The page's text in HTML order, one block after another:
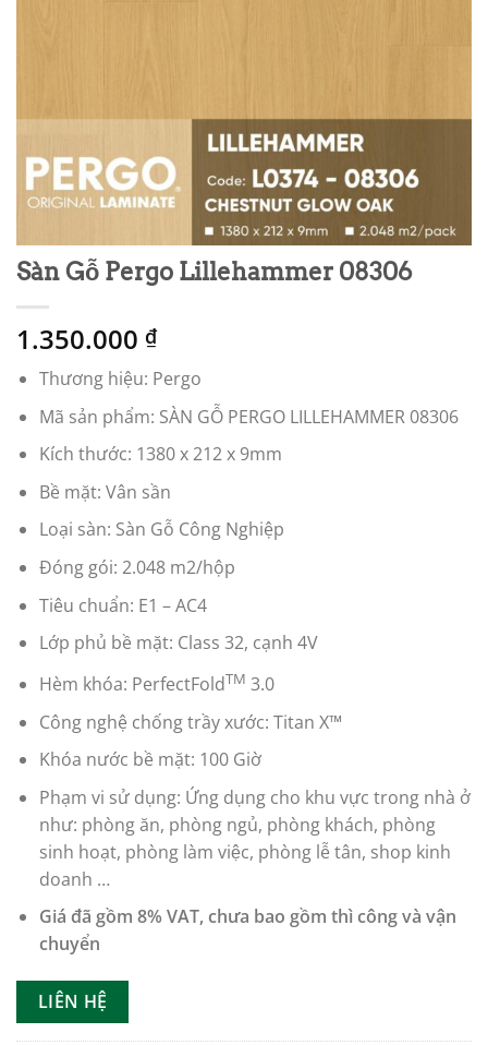
Sàn Gỗ Pergo Lillehammer 08306
1.350.000 ₫
Thương hiệu: Pergo
Mã sản phẩm: SÀN GỖ PERGO LILLEHAMMER 08306
Kích thước: 1380 x 212 x 9mm
Bề mặt: Vân sần
Loại sàn: Sàn Gỗ Công Nghiệp
Đóng gói: 2.048 m2/hộp
Tiêu chuẩn: E1 – AC4
Lớp phủ bề mặt: Class 32, cạnh 4V
Hèm khóa: PerfectFoldTM 3.0
Công nghệ chống trầy xước: Titan X™
Khóa nước bề mặt: 100 Giờ
Phạm vi sử dụng: Ứng dụng cho khu vực trong nhà ở
như: phòng ăn, phòng ngủ, phòng khách, phòng
sinh hoạt, phòng làm việc, phòng lễ tân, shop kinh
doanh …
Giá đã gồm 8% VAT, chưa bao gồm thì công và vận
chuyển
LIÊN HỆ